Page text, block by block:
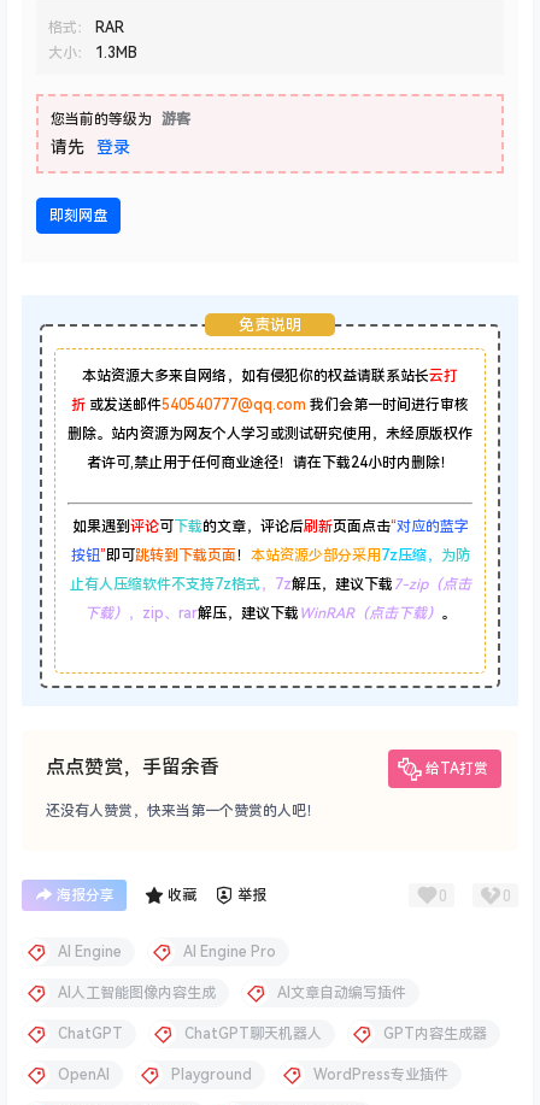
格式：
RAR
大小：
1.3MB
您当前的等级为 游客
请先 登录
即刻网盘
免责说明
本站资源大多来自网络，如有侵犯你的权益请联系站长云打
折 或发送邮件540540777@qq.com 我们会第一时间进行审核
删除。站内资源为网友个人学习或测试研究使用，未经原版权作
者许可,禁止用于任何商业途径！请在下载24小时内删除！
如果遇到 评论可下载的文章，评论后刷新页面点击“对应的蓝字
按钮” 即可跳转到下载页面！ 本站资源少部分采用 7z压缩，
为防
止有人压缩软件不支持7z格式 ，7z解压，建议下载 7-zip（点击
下载） ，zip、rar解压，建议下载 WinRAR（点击下载） 。
点点赞赏，手留余香 给TA打赏
还没有人赞赏，快来当第一个赞赏的人吧！
海报分享 收藏 举报 0 0
AI Engine AI Engine Pro
AI人工智能图像内容生成 AI文章自动编写插件
ChatGPT ChatGPT聊天机器人 GPT内容生成器
OpenAI Playground WordPress专业插件